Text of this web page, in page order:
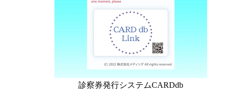
診察券発行システムCARDdb